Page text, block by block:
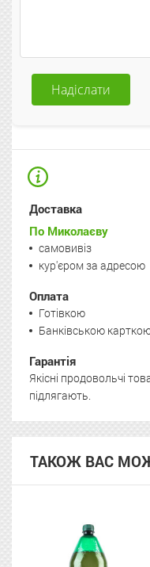
Надіслати
Доставка
По Миколаєву
самовивіз
кур'єром за адресою
Оплата
Готівкою
Банківською
Гарантія
Якісні продовольчі
підлягають.
ТАКОЖ ВАС